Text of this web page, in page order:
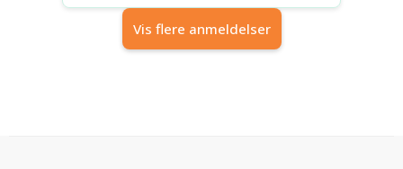
Vis flere anmeldelser